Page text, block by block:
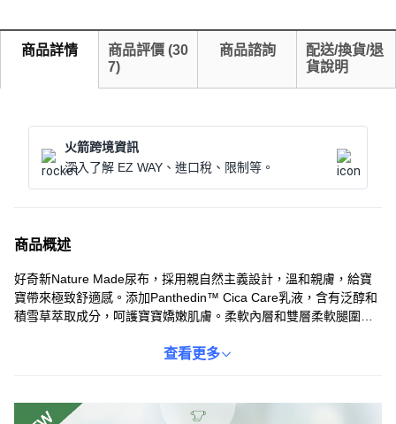
商品詳情 商品評價 (30
7)
商品諮詢
配送/換貨/退
貨說明
火箭跨境資訊
深入了解 EZ WAY、進口稅、限制等。
商品概述
好奇新Nature Made尿布，採用親自然主義設計，溫和親膚，給寶
寶帶來極致舒適感。添加Panthedin™ Cica Care乳液，含有泛醇和
積雪草萃取成分，呵護寶寶嬌嫩肌膚。柔軟內層和雙層柔軟腿圍，
都安心。尿布使用的所有原料皆符合衛生用品標準，讓父母使用。
查看更多